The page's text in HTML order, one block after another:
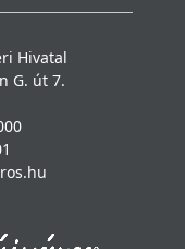
Hivatal
G. út 7.